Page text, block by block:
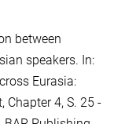
between
speakers. In:
Eurasia:
Chapter 4, S. 25 -